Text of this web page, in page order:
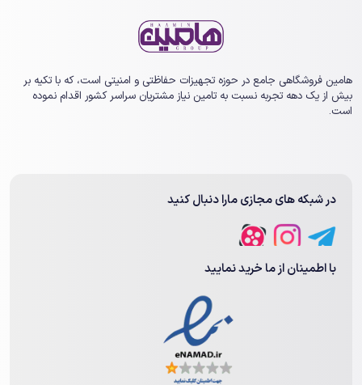
هامین فروشگاهی جامع در حوزه تجهیزات حفاظتی و امنیتی است، که با تکیه بر
بیش از یک ‏دهه تجربه نسبت به تامین نیاز مشتریان سراسر کشور اقدام نموده
است.
در شبکه های مجازی مارا دنبال کنید
با اطمینان از ما خرید نمایید